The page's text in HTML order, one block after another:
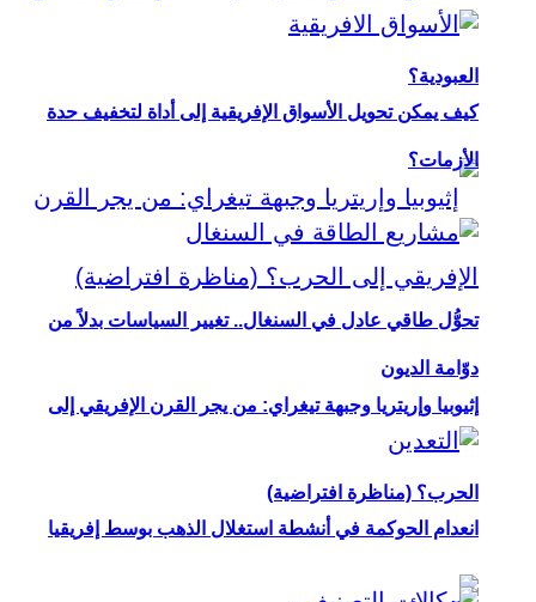
العبودية؟
إثيوبيا وإريتريا وجبهة تيغراي: من يجر القرن الإفريقي إلى
الحرب؟ (مناظرة افتراضية)
كيف يمكن تحويل الأسواق الإفريقية إلى أداة لتخفيف حدة
الأزمات؟
تحوُّل طاقي عادل في السنغال.. تغيير السياسات بدلاً من
دوّامة الديون
انعدام الحوكمة في أنشطة استغلال الذهب بوسط إفريقيا